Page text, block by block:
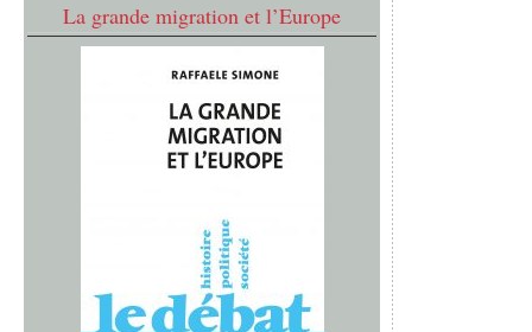
La grande migration et l’Europe